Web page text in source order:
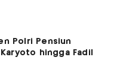
Polri Pensiun
hingga Fadil